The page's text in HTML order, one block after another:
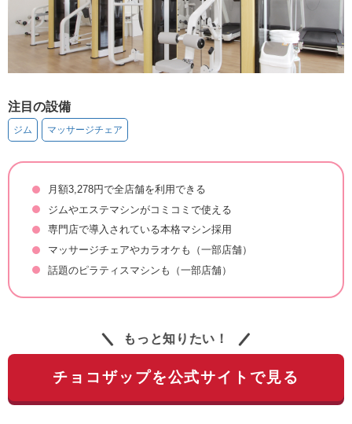
注目の設備
ジム マッサージチェア
月額3,278円で全店舗を利用できる
ジムやエステマシンがコミコミで使える
専門店で導入されている本格マシン採用
マッサージチェアやカラオケも（一部店舗）
話題のピラティスマシンも（一部店舗）
もっと知りたい！
チョコザップを公式サイトで見る